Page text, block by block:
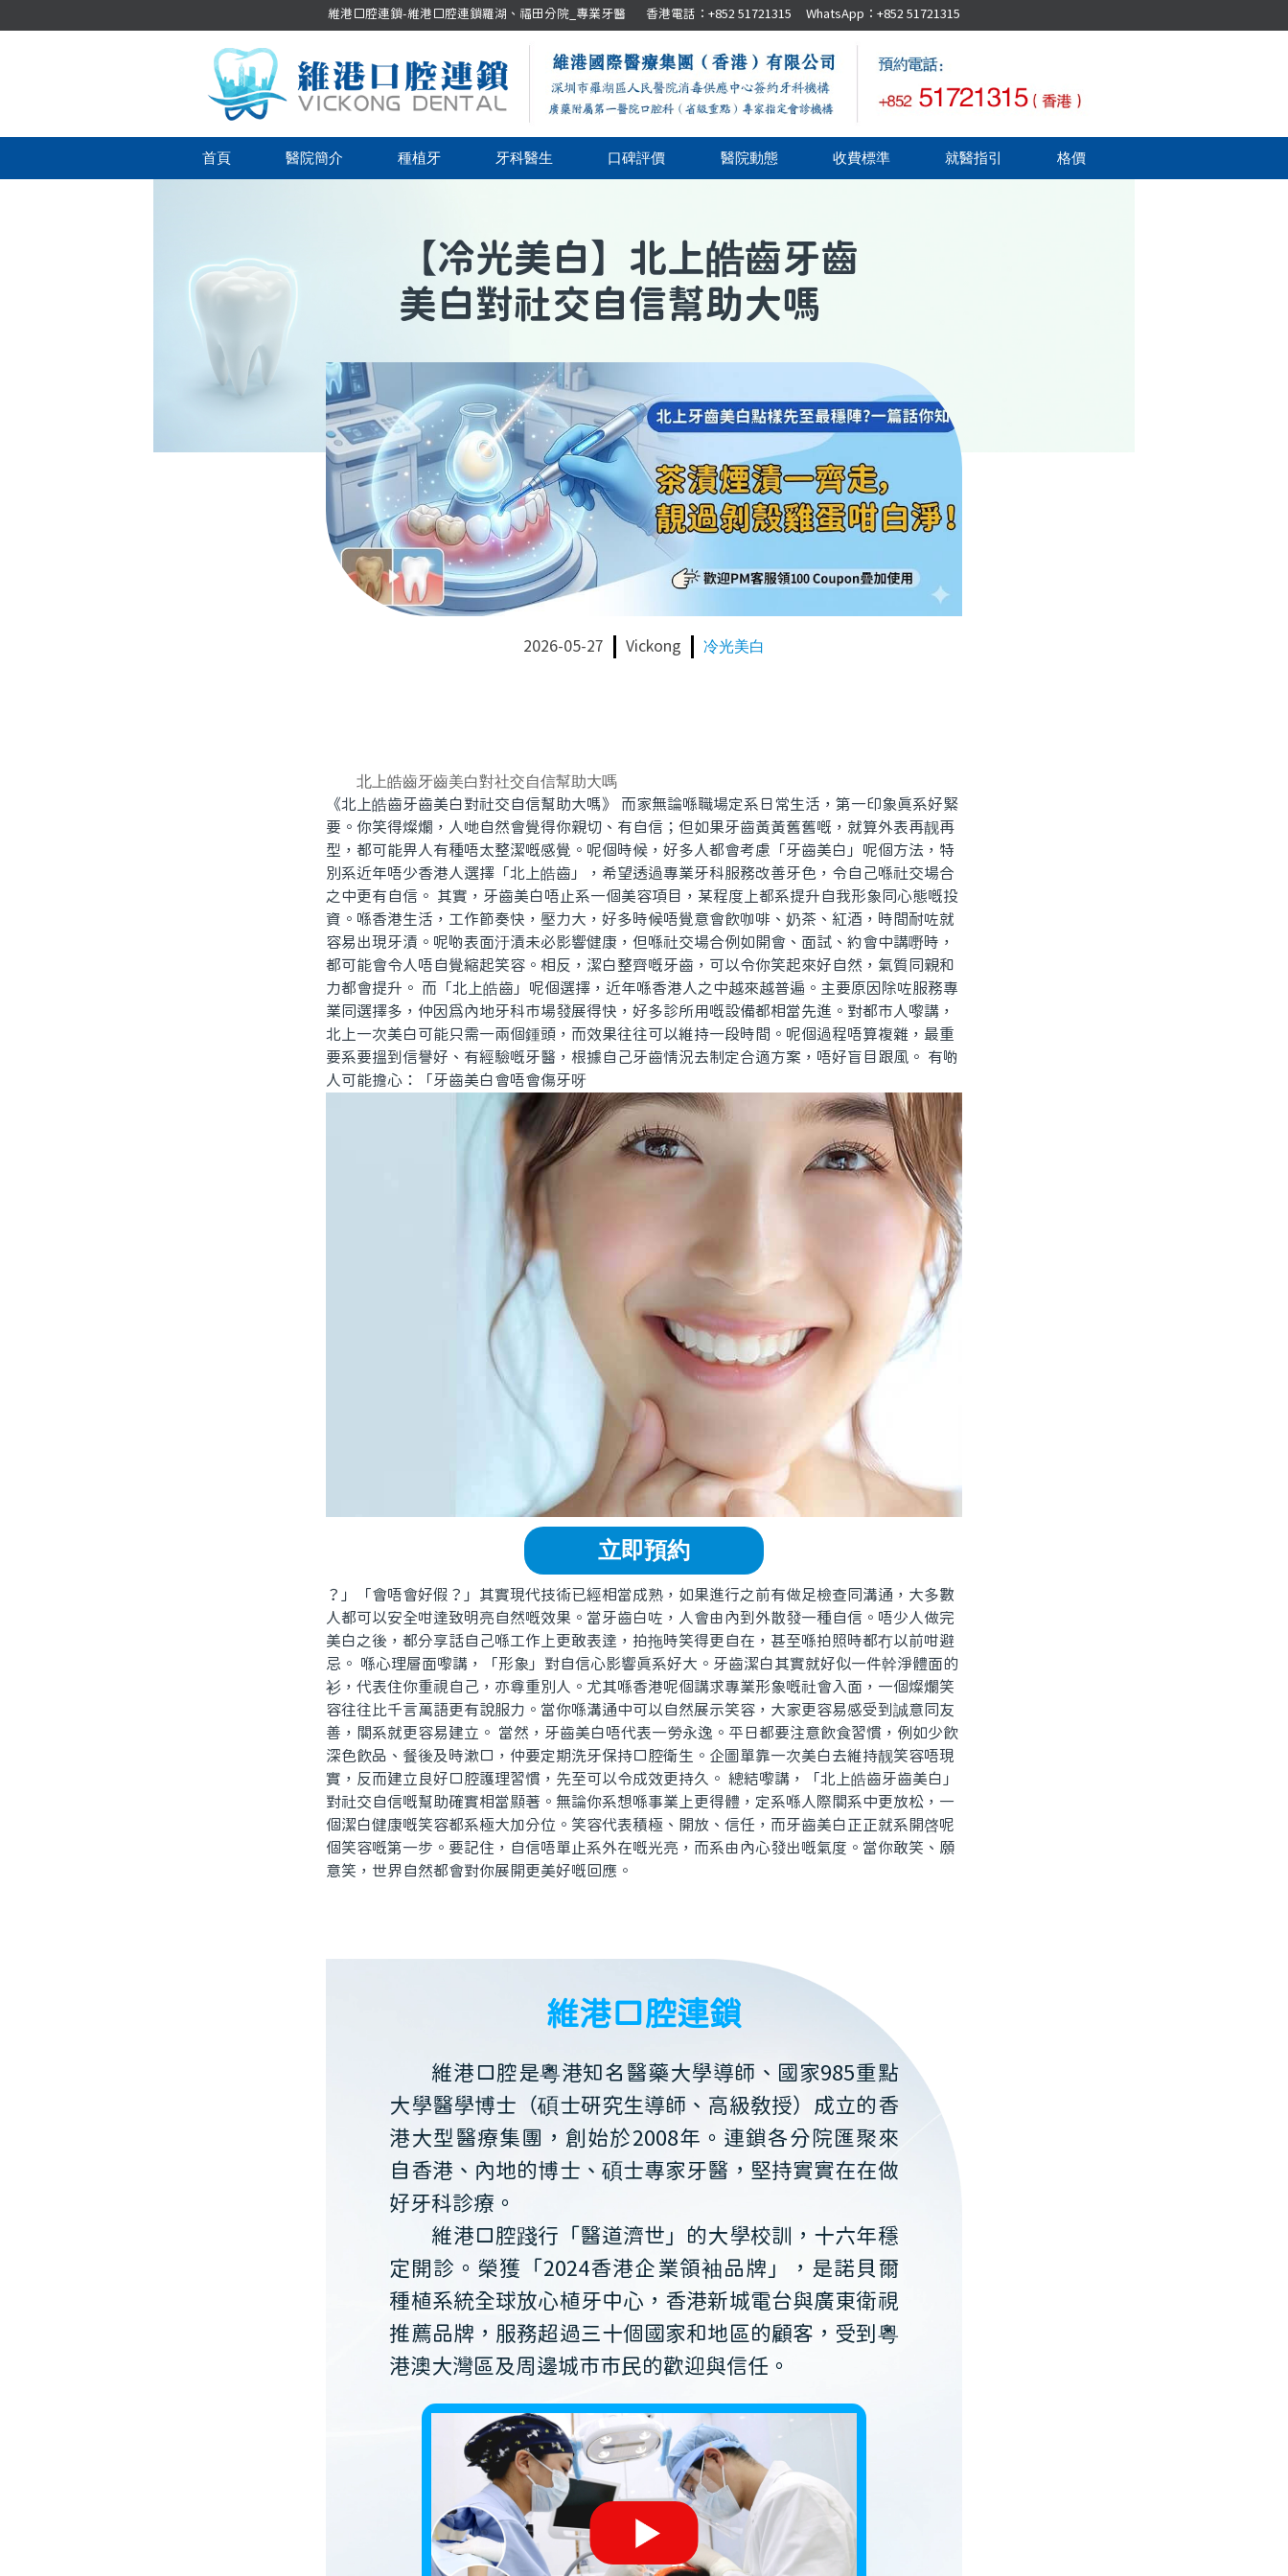
維港口腔連鎖-維港口腔連鎖羅湖、福田分院_專業牙醫 香港電話：+852 51721315 WhatsApp：+852 51721315
首頁 醫院簡介 種植牙 牙科醫生 口碑評價 醫院動態 收費標準 就醫指引 格價
【冷光美白】 北上皓齒牙齒
美白對社交自信幫助大嗎
2026-05-27 Vickong 冷光美白
北上皓齒牙齒美白對社交自信幫助大嗎
《北上皓齒牙齒美白對社交自信幫助大嗎》 而家無論喺職場定系日常生活，第一印象真系好緊
要。你笑得燦爛，人哋自然會覺得你親切、有自信；但如果牙齒黃黃舊舊嘅，就算外表再靓再
型，都可能畀人有種唔太整潔嘅感覺。呢個時候，好多人都會考慮「牙齒美白」呢個方法，特
別系近年唔少香港人選擇「北上皓齒」，希望透過專業牙科服務改善牙色，令自己喺社交場合
之中更有自信。 其實，牙齒美白唔止系一個美容項目，某程度上都系提升自我形象同心態嘅投
資。喺香港生活，工作節奏快，壓力大，好多時候唔覺意會飲咖啡、奶茶、紅酒，時間耐咗就
容易出現牙漬。呢啲表面汙漬未必影響健康，但喺社交場合例如開會、面試、約會中講嘢時，
都可能會令人唔自覺縮起笑容。相反，潔白整齊嘅牙齒，可以令你笑起來好自然，氣質同親和
力都會提升。 而「北上皓齒」呢個選擇，近年喺香港人之中越來越普遍。主要原因除咗服務專
業同選擇多，仲因爲內地牙科市場發展得快，好多診所用嘅設備都相當先進。對都市人嚟講，
北上一次美白可能只需一兩個鍾頭，而效果往往可以維持一段時間。呢個過程唔算複雜，最重
要系要搵到信譽好、有經驗嘅牙醫，根據自己牙齒情況去制定合適方案，唔好盲目跟風。 有啲
人可能擔心：「牙齒美白會唔會傷牙呀
立即預約
？」「會唔會好假？」其實現代技術已經相當成熟，如果進行之前有做足檢查同溝通，大多數
人都可以安全咁達致明亮自然嘅效果。當牙齒白咗，人會由內到外散發一種自信。唔少人做完
美白之後，都分享話自己喺工作上更敢表達，拍拖時笑得更自在，甚至喺拍照時都冇以前咁避
忌。 喺心理層面嚟講，「形象」對自信心影響真系好大。牙齒潔白其實就好似一件幹淨體面的
衫，代表住你重視自己，亦尊重別人。尤其喺香港呢個講求專業形象嘅社會入面，一個燦爛笑
容往往比千言萬語更有說服力。當你喺溝通中可以自然展示笑容，大家更容易感受到誠意同友
善，關系就更容易建立。 當然，牙齒美白唔代表一勞永逸。平日都要注意飲食習慣，例如少飲
深色飲品、餐後及時漱口，仲要定期洗牙保持口腔衛生。企圖單靠一次美白去維持靓笑容唔現
實，反而建立良好口腔護理習慣，先至可以令成效更持久。 總結嚟講，「北上皓齒牙齒美白」
對社交自信嘅幫助確實相當顯著。無論你系想喺事業上更得體，定系喺人際關系中更放松，一
個潔白健康嘅笑容都系極大加分位。笑容代表積極、開放、信任，而牙齒美白正正就系開啓呢
個笑容嘅第一步。要記住，自信唔單止系外在嘅光亮，而系由內心發出嘅氣度。當你敢笑、願
意笑，世界自然都會對你展開更美好嘅回應。
維港口腔連鎖
維港口腔是粵港知名醫藥大學導師、國家985重點
大學醫學博士（碩士研究生導師、高級教授）成立的香
港大型醫療集團，創始於2008年。連鎖各分院匯聚來
自香港、內地的博士、碩士專家牙醫，堅持實實在在做
好牙科診療。
維港口腔踐行「醫道濟世」的大學校訓，十六年穩
定開診。榮獲「2024香港企業領袖品牌」，是諾貝爾
種植系統全球放心植牙中心，香港新城電台與廣東衛視
推薦品牌，服務超過三十個國家和地區的顧客，受到粵
港澳大灣區及周邊城市市民的歡迎與信任。